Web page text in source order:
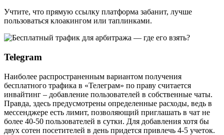
Учтите, что прямую ссылку платформа забанит, лучше
пользоваться клоакингом или таплинками.
Telegram
Наиболее распространенным вариантом получения
бесплатного трафика в «Телеграм» по праву считается
инвайтинг – добавление пользователей в собственные чаты.
Правда, здесь предусмотрены определенные расходы, ведь в
мессенджере есть лимит, позволяющий приглашать в чат не
более 40-50 пользователей в сутки. Для добавления хотя бы
двух сотен посетителей в день придется привлечь 4-5 учеток.